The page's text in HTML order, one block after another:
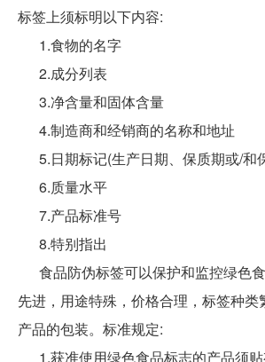
标签上须标明以下内容:
1.食物的名字
2.成分列表
3.净含量和固体含量
4.制造商和经销商的名称和地址
5.日期标记(生产日期、保质期或/和
6.质量水平
7.产品标准号
8.特别指出
食品防伪标签可以保护和监控绿色
先进，用途特殊，价格合理，标签种类
产品的包装。标准规定:
1.获准使用绿色食品标志的产品须